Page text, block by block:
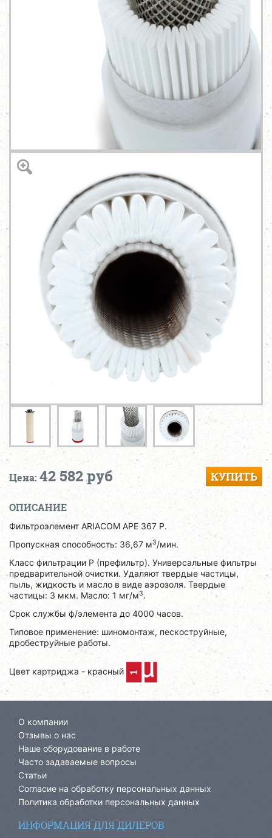
Цена: 42 582 руб КУПИТЬ
ОПИСАНИЕ
Фильтроэлемент ARIACOM APE 367 P.
Пропускная способность: 36,67 м3/мин.
Класс фильтрации P (префильтр). Универсальные фильтры
предварительной очистки. Удаляют твердые частицы,
пыль, жидкость и масло в виде аэрозоля. Твердые
частицы: 3 мкм. Масло: 1 мг/м3.
Срок службы ф/элемента до 4000 часов.
Типовое применение: шиномонтаж, пескоструйные,
дробеструйные работы.
Цвет картриджа - красный
О компании
Отзывы о нас
Наше оборудование в работе
Часто задаваемые вопросы
Статьи
Согласие на обработку персональных данных
Политика обработки персональных данных
ИНФОРМАЦИЯ ДЛЯ ДИЛЕРОВ